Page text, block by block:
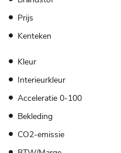
Prijs
Kenteken
Kleur
Interieurkleur
Acceleratie 0-100
Bekleding
CO2-emissie